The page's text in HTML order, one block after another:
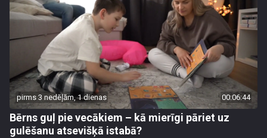
pirms 3 nedēļām, 1 dienas 00:06:44
Bērns guļ pie vecākiem – kā mierīgi pāriet uz
gulēšanu atsevišķā istabā?